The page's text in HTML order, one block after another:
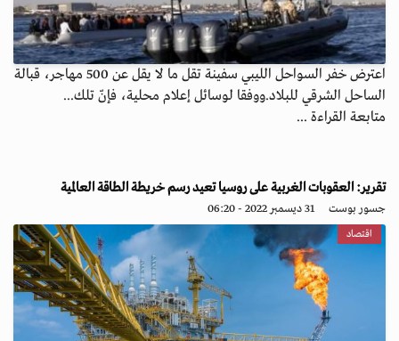
اعترض خفر السواحل الليبي سفينة تقل ما لا يقل عن 500 مهاجر، قبالة
الساحل الشرقي للبلاد.ووفقا لوسائل إعلام محلية، فإنّ تلك...
متابعة القراءة ...
تقرير: العقوبات الغربية على روسيا تعيد رسم خريطة الطاقة العالمية
جسور بوست 31 ديسمبر 2022 - 06:20
اقتصاد